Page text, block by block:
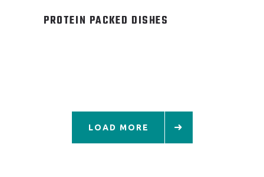
PROTEIN PACKED DISHES
LOAD MORE